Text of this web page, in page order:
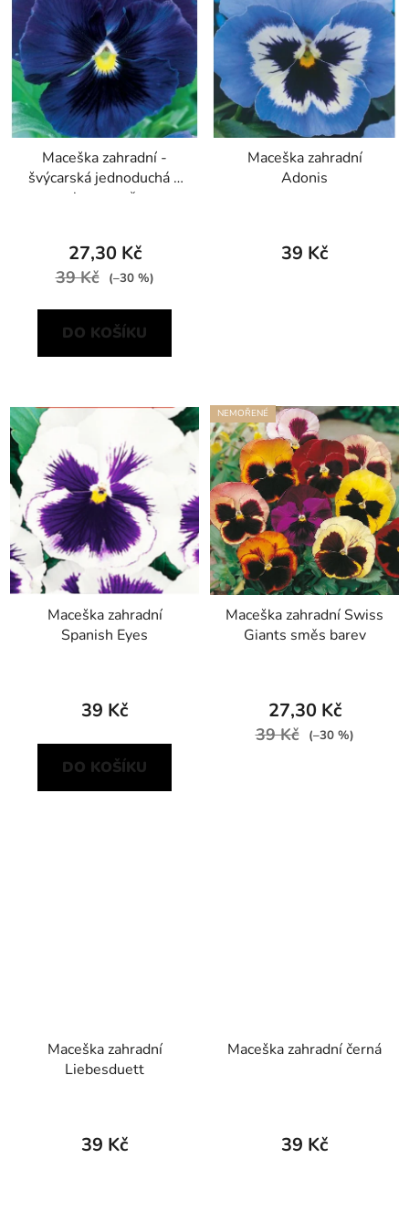
Maceška zahradní -
švýcarská jednoduchá s
okem, směs
27,30 Kč
39 Kč (–30 %)
DO KOŠÍKU
Maceška zahradní
Adonis
39 Kč
Maceška zahradní
Spanish Eyes
39 Kč
DO KOŠÍKU
NEMOŘENÉ
Maceška zahradní Swiss
Giants směs barev
27,30 Kč
39 Kč (–30 %)
Maceška zahradní
Liebesduett
39 Kč
Maceška zahradní černá
39 Kč